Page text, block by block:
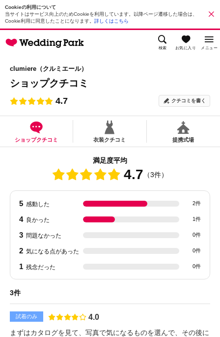
Cookieの利用について
当サイトはサービス向上のためCookieを利用しています。以降ページ遷移した場合は、
Cookie利用に同意したことになります。 詳しくはこちら
検索 お気に入り メニュー
clumiere（クルミエール）
ショップクチコミ
4.7 クチコミを書く
ショップクチコミ 衣装クチコミ 提携式場
満足度平均
4.7 （3件）
5 感動した 2件
4 良かった 1件
3 問題なかった 0件
2 気になる点があった 0件
1 残念だった 0件
3件
試着のみ 4.0
まずはカタログを見て、写真で気になるものを選んで、その後に